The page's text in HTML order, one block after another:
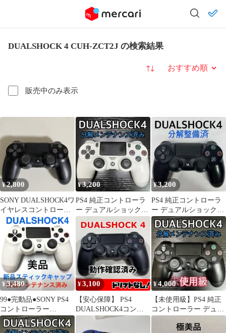
DUALSHOCK 4 CUH-ZCT2J の検索結果
販売中のみ表示
並び替え
¥2,800
SONY DUALSHOCK4ワ
イヤレスコントローラ
ー 純正 CUH-ZCT2J
¥3,200
PS4 純正コントローラ
ー デュアルショック4
ホワイト
¥3,200
PS4 純正コントローラ
ー デュアルショック4
ブラック
¥3,480
99●完動品●SONY PS4
コントローラー
DUALSHOCK4 ホワイ
ト
¥3,100
【安心保障】 PS4
DUALSHOCK4コント
ローラー プレステ4 純
正457
¥4,000
【未使用級】PS4 純正
コントローラー デュア
ルショック4 ブラック